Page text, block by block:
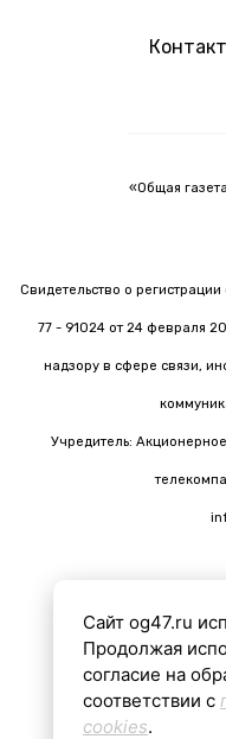
«Общая
Свидетельство о
77 - 91024 от 24 февраля
надзору в сфере связи,
Учредитель:
Все материалы на
Сайт og47.ru
Продолжая
согласие на
соответствии с
cookies.